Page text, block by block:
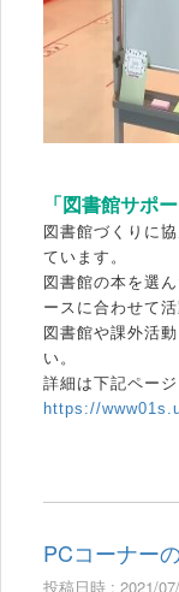
「図書館サポ
図書館づくりに
ています 。
図書館の本を選
ースに合わせて活
図書館や課外活
い。
詳細は下記ページ
https://
PCコーナー
投稿日時 : 2021/